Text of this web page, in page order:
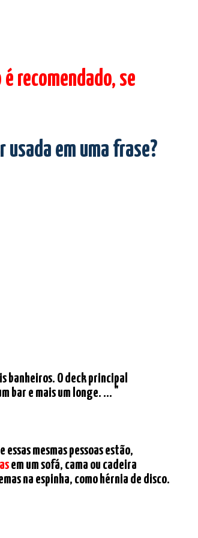
recomendado, se
em uma frase?
banheiros. O deck principal
bar e mais um longe. ... "
mesmas pessoas estão,
em um sofá, cama ou cadeira
na espinha, como hérnia de disco.